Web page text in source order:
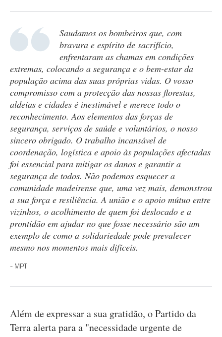
Saudamos os bombeiros que, com
bravura e espírito de sacrifício,
enfrentaram as chamas em condições
extremas, colocando a segurança e o bem-estar da
população acima das suas próprias vidas. O vosso
compromisso com a protecção das nossas florestas,
aldeias e cidades é inestimável e merece todo o
reconhecimento. Aos elementos das forças de
segurança, serviços de saúde e voluntários, o nosso
sincero obrigado. O trabalho incansável de
coordenação, logística e apoio às populações afectadas
foi essencial para mitigar os danos e garantir a
segurança de todos. Não podemos esquecer a
comunidade madeirense que, uma vez mais, demonstrou
a sua força e resiliência. A união e o apoio mútuo entre
vizinhos, o acolhimento de quem foi deslocado e a
prontidão em ajudar no que fosse necessário são um
exemplo de como a solidariedade pode prevalecer
mesmo nos momentos mais difíceis.
MPT
Além de expressar a sua gratidão, o Partido da
Terra alerta para a "necessidade urgente de